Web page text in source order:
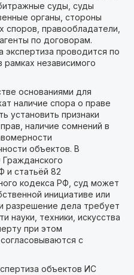
суды, суды
органы, стороны
споров, правообладатели,
по договорам.
экспертиза проводится по
независимого
основаниями для
наличие спора о праве
установить признаки
наличие сомнений в
объектов. В
Гражданского
и статьёй 82
кодекса РФ, суд может
инициативе или
разрешение дела требует
науки, техники, искусства
при этом
с
объектов ИС